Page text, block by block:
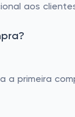
aos
primeira